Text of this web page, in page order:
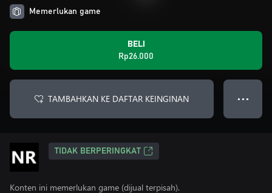
Memerlukan game
BELI
Rp26.000
TAMBAHKAN KE DAFTAR KEINGINAN ● ● ●
TIDAK BERPERINGKAT
Konten ini memerlukan game (dijual terpisah).